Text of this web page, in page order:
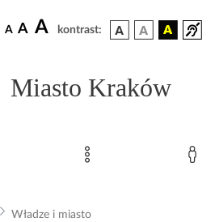
A A A kontrast:
Miasto Kraków
Władze i miasto